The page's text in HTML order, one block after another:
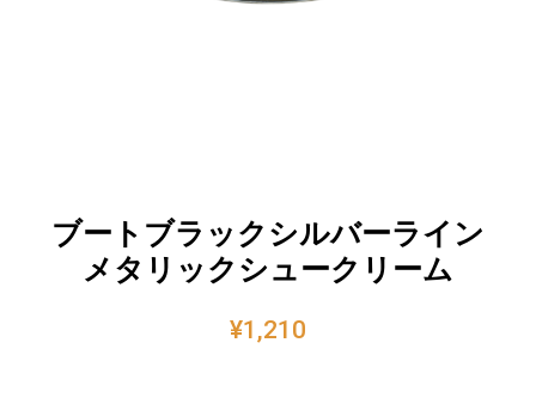
ブートブラックシルバーライン
メタリックシュークリーム
¥1,210